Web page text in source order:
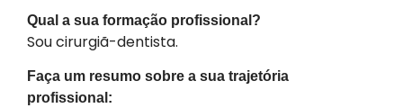
Qual a sua formação profissional?
Sou cirurgiã-dentista.
Faça um resumo sobre a sua trajetória
profissional: